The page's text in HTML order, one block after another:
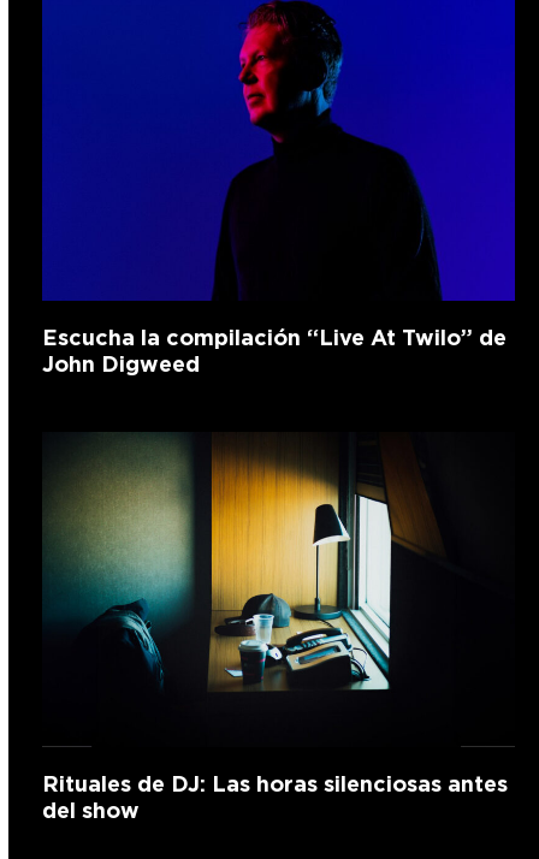
Escucha la compilación “Live At Twilo” de
John Digweed
Rituales de DJ: Las horas silenciosas antes
del show